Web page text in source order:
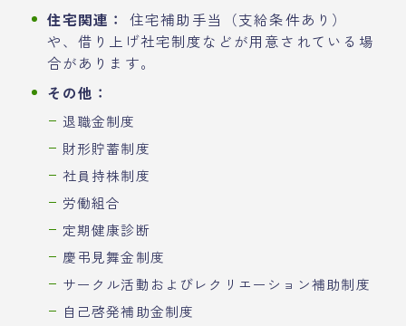
住宅関連：
住宅補助手当（支給条件あり）
や、借り上げ社宅制度などが用意されている場
合があります。
その他：
退職金制度
財形貯蓄制度
社員持株制度
労働組合
定期健康診断
慶弔見舞金制度
サークル活動およびレクリエーション補助制度
自己啓発補助金制度